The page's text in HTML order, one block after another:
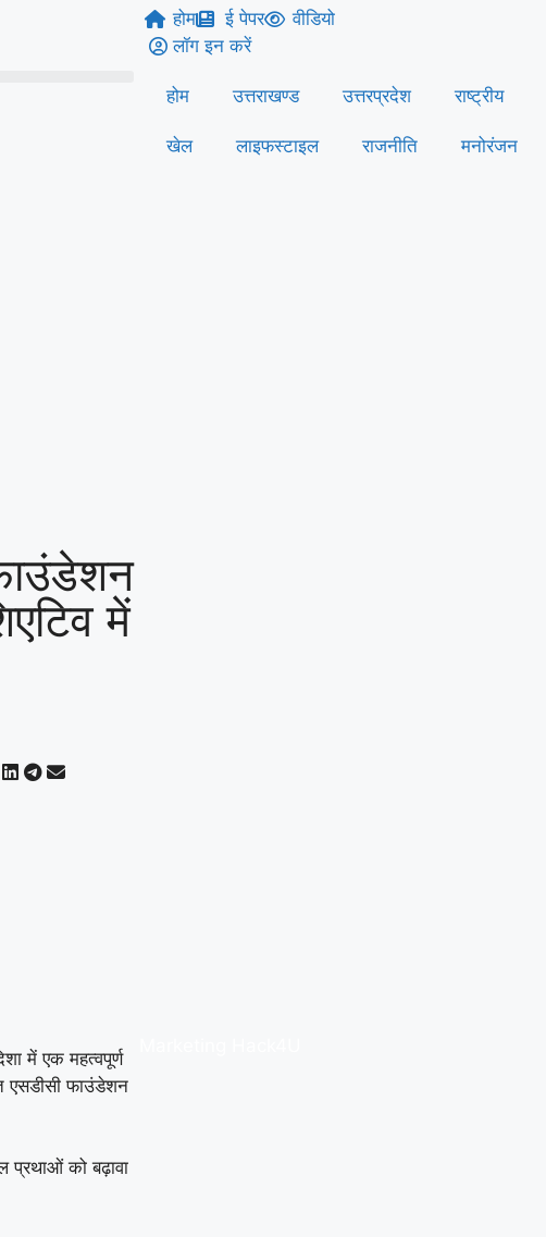
होम ई पेपर
वीडियो
लॉग इन करें
होम उत्तराखण्ड उत्तरप्रदेश राष्ट्रीय
खेल लाइफस्‍टाइल राजनीति मनोरंजन
में
में एक महत्वपूर्ण
एसडीसी फाउंडेशन
को बढ़ावा